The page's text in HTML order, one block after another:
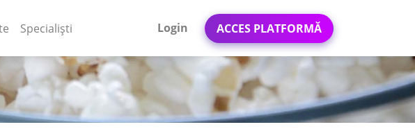
Specialiști Login ACCES PLATFORMĂ